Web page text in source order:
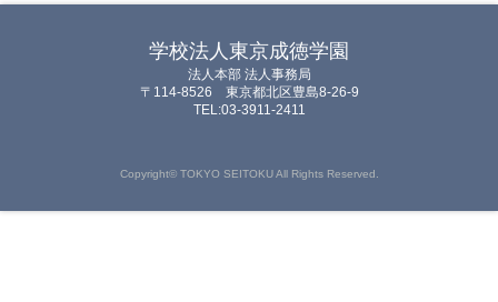
学校法人東京成徳学園
法人本部 法人事務局
〒114-8526 東京都北区豊島8-26-9
TEL:03-3911-2411
Copyright© TOKYO SEITOKU All Rights Reserved.